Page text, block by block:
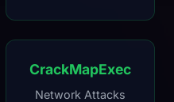
CrackMapExec
Network Attacks